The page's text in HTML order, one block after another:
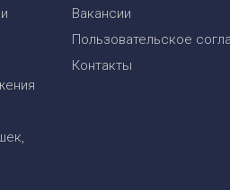
Вакансии
Пользовательское
Контакты